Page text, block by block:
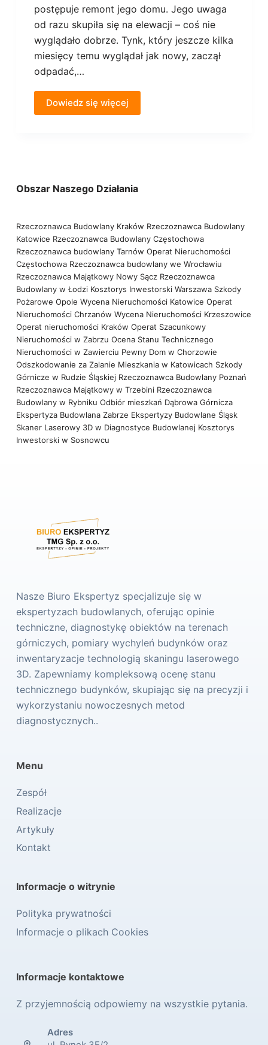
postępuje remont jego domu. Jego uwaga
od razu skupiła się na elewacji – coś nie
wyglądało dobrze. Tynk, który jeszcze kilka
miesięcy temu wyglądał jak nowy, zaczął
odpadać,…
Dowiedz się więcej
Obszar Naszego Działania
Rzeczoznawca Budowlany Kraków Rzeczoznawca Budowlany
Katowice Rzeczoznawca Budowlany Częstochowa
Rzeczoznawca budowlany Tarnów Operat Nieruchomości
Częstochowa Rzeczoznawca budowlany we Wrocławiu
Rzeczoznawca Majątkowy Nowy Sącz Rzeczoznawca
Budowlany w Łodzi Kosztorys Inwestorski Warszawa Szkody
Pożarowe Opole Wycena Nieruchomości Katowice Operat
Nieruchomości Chrzanów Wycena Nieruchomości Krzeszowice
Operat nieruchomości Kraków Operat Szacunkowy
Nieruchomości w Zabrzu Ocena Stanu Technicznego
Nieruchomości w Zawierciu Pewny Dom w Chorzowie
Odszkodowanie za Zalanie Mieszkania w Katowicach Szkody
Górnicze w Rudzie Śląskiej Rzeczoznawca Budowlany Poznań
Rzeczoznawca Majątkowy w Trzebini Rzeczoznawca
Budowlany w Rybniku Odbiór mieszkań Dąbrowa Górnicza
Ekspertyza Budowlana Zabrze Ekspertyzy Budowlane Śląsk
Skaner Laserowy 3D w Diagnostyce Budowlanej Kosztorys
Inwestorski w Sosnowcu
Nasze Biuro Ekspertyz specjalizuje się w
ekspertyzach budowlanych, oferując opinie
techniczne, diagnostykę obiektów na terenach
górniczych, pomiary wychyleń budynków oraz
inwentaryzacje technologią skaningu laserowego
3D. Zapewniamy kompleksową ocenę stanu
technicznego budynków, skupiając się na precyzji i
wykorzystaniu nowoczesnych metod
diagnostycznych..
Menu
Zespół
Realizacje
Artykuły
Kontakt
Informacje o witrynie
Polityka prywatności
Informacje o plikach Cookies
Informacje kontaktowe
Z przyjemnością odpowiemy na wszystkie pytania.
Adres